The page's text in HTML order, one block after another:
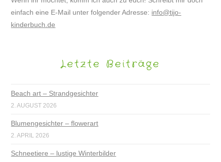
einfach eine E-Mail unter folgender Adresse: info@tijo-
kinderbuch.de
Letzte Beiträge
Beach art – Strandgesichter
2. AUGUST 2026
Blumengesichter – flowerart
2. APRIL 2026
Schneetiere – lustige Winterbilder